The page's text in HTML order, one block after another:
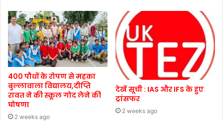
400 पौधों के रोपण से महका
बुल्लावाला विद्यालय,दीप्ति
रावत ने की स्कूल गोद लेने की
घोषणा
2 weeks ago
देखें सूची : IAS और IFS के हुए
ट्रांसफर
2 weeks ago